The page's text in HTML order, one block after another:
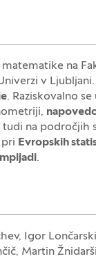
na
v
. Raziskovalno se
na področjih
pri Evropskih
.
Igor
Martin